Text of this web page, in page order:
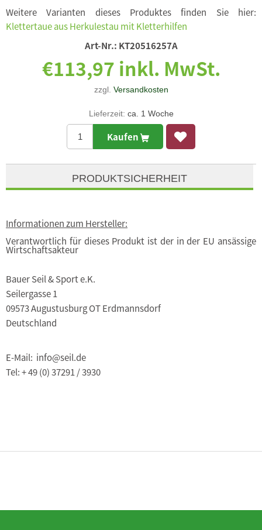
Weitere Varianten dieses Produktes finden Sie hier:
Klettertaue aus Herkulestau mit Kletterhilfen
Art-Nr.: KT20516257A
€113,97 inkl. MwSt.
zzgl. Versandkosten
Lieferzeit: ca. 1 Woche
Kaufen
PRODUKTSICHERHEIT
Informationen zum Hersteller:
Verantwortlich für dieses Produkt ist der in der EU ansässige
Wirtschaftsakteur
Bauer Seil & Sport e.K.
Seilergasse 1
09573 Augustusburg OT Erdmannsdorf
Deutschland
E-Mail: info@seil.de
Tel: + 49 (0) 37291 / 3930